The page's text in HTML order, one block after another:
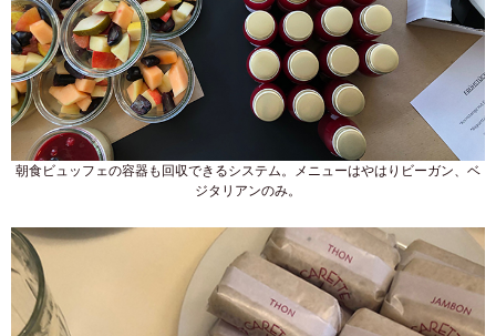
朝食ビュッフェの容器も回収できるシステム。メニューはやはりビーガン、ベ
ジタリアンのみ。